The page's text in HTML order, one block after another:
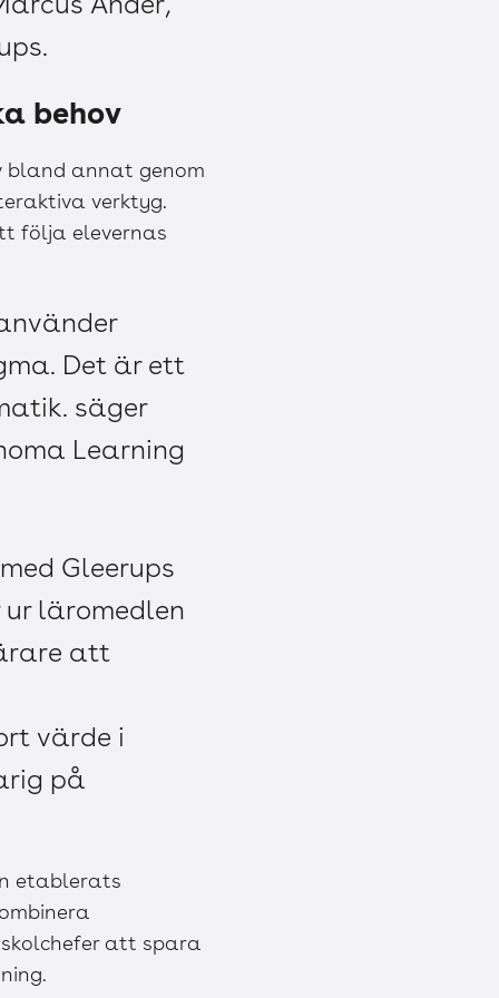
behov
bland annat genom
verktyg.
följa elevernas
Det är ett
säger
Learning
Gleerups
läromedlen
att
värde i
på
etablerats
att spara